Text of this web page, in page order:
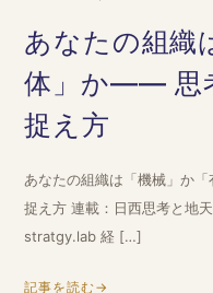
あなたの組織
体」か―― 思
捉え方
あなたの組織は「機械」か
捉え方 連載：日西思考と地
stratgy.lab 経 […]
記事を読む→